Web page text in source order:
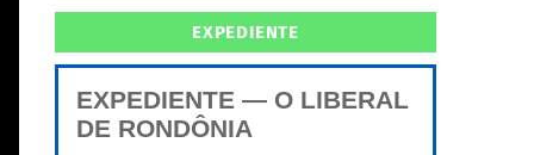
EXPEDIENTE
EXPEDIENTE — O LIBERAL
DE RONDÔNIA